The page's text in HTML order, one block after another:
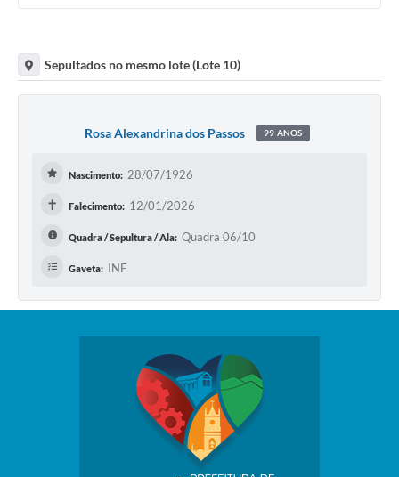
Sepultados no mesmo lote (Lote 10)
Rosa Alexandrina dos Passos 99 ANOS
Nascimento: 28/07/1926
✝ Falecimento: 12/01/2026
Quadra / Sepultura / Ala: Quadra 06/10
Gaveta: INF